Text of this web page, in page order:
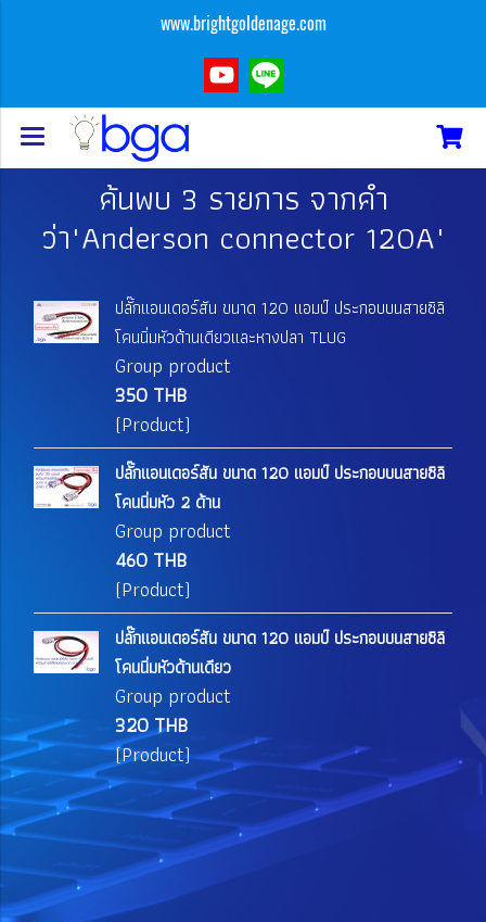
www.brightgoldenage.com
ค้นพบ 3 รายการ จากคำ
ว่า"Anderson connector 120A"
ปลั๊กแอนเดอร์สัน ขนาด 120 แอมป์ ประกอบบนสายซิลิ
โคนนิ่มหัวด้านเดียวและหางปลา TLUG
Group product
350 THB
(Product)
ปลั๊กแอนเดอร์สัน ขนาด 120 แอมป์ ประกอบบนสายซิลิ
โคนนิ่มหัว 2 ด้าน
Group product
460 THB
(Product)
ปลั๊กแอนเดอร์สัน ขนาด 120 แอมป์ ประกอบบนสายซิลิ
โคนนิ่มหัวด้านเดียว
Group product
320 THB
(Product)